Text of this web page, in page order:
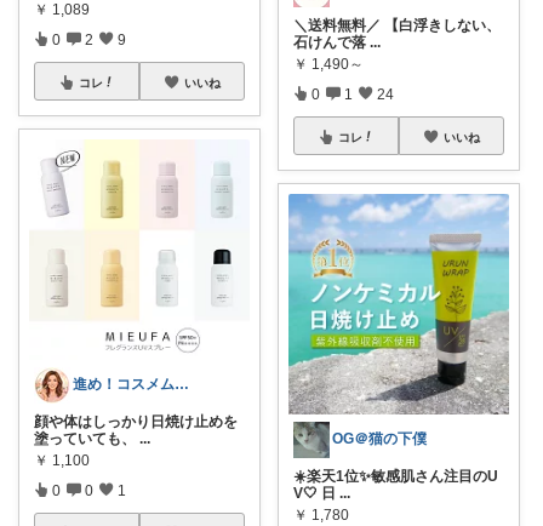
￥ 1,089
0 2 9
コレ いいね
進め！コスメムスメ！アラフォー美容の鬼
顔や体はしっかり日焼け止めを
塗っていても、
...
￥ 1,100
0 0 1
＼送料無料／ 【白浮きしない、
石けんで落 ...
￥ 1,490～
0 1 24
コレ いいね
OG＠猫の下僕
☀️楽天1位✨敏感肌さん注目のU
V🤍 日 ...
￥ 1,780